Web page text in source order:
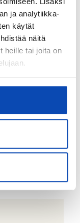
ja analytiikka-
käytät
näitä
heille tai joita on